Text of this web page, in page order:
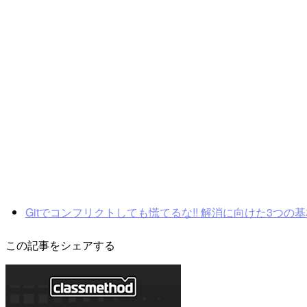
Gitでコンフリクトしても慌てるな!! 解消に向けた3つの
この記事をシェアする